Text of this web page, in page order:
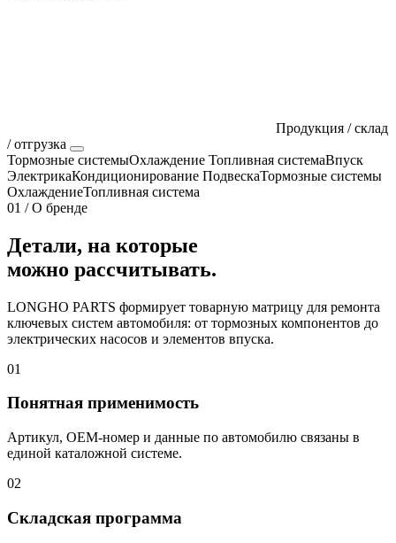
Продукция / склад
/ отгрузка
Тормозные системыОхлаждение Топливная системаВпуск
ЭлектрикаКондиционирование ПодвескаТормозные системы
ОхлаждениеТопливная система
01 / О бренде
Детали, на которые
можно рассчитывать.
LONGHO PARTS формирует товарную матрицу для ремонта
ключевых систем автомобиля: от тормозных компонентов до
электрических насосов и элементов впуска.
01
Понятная применимость
Артикул, OEM-номер и данные по автомобилю связаны в
единой каталожной системе.
02
Складская программа